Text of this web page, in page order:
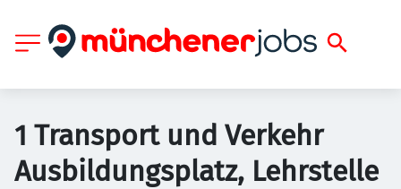
1 Transport und Verkehr
Ausbildungsplatz, Lehrstelle